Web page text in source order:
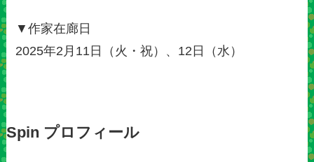
▼作家在廊日
2025年2月11日（火・祝）、12日（水）
Spin プロフィール